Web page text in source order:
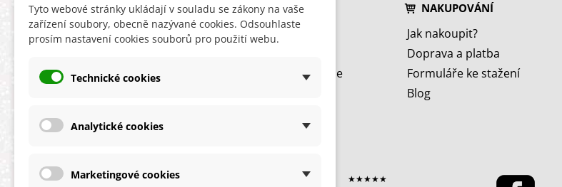
INFORMACE
Obchodní podmínky
Ochrana osobních údajů
HLEDÁTE
Slevy
Nyní doporučujeme
NAKUPOVÁNÍ
Jak nakoupit?
Doprava a platba
Formuláře ke stažení
Blog
★★★★★
★★★★★
Tyto webové stránky ukládají v souladu se zákony na vaše
zařízení soubory, obecně nazývané cookies. Odsouhlaste
prosím nastavení cookies souborů pro použití webu.
Technické cookies
Analytické cookies
Marketingové cookies